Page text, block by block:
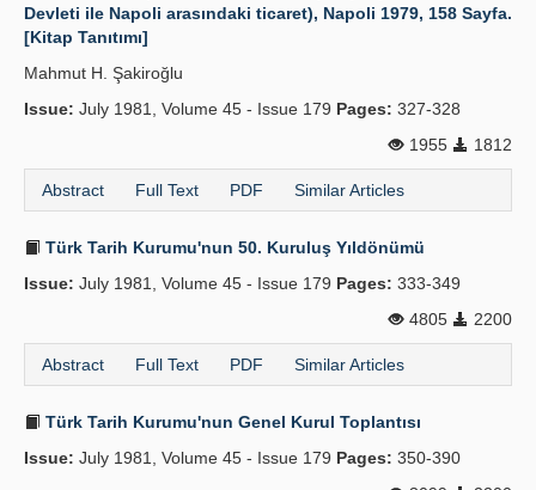
Devleti ile Napoli arasındaki ticaret), Napoli 1979, 158 Sayfa.
[Kitap Tanıtımı]
Mahmut H. Şakiroğlu
Issue: July 1981, Volume 45 - Issue 179 Pages: 327-328
1955
1812
Abstract Full Text PDF Similar Articles
Türk Tarih Kurumu'nun 50. Kuruluş Yıldönümü
Issue: July 1981, Volume 45 - Issue 179 Pages: 333-349
4805
2200
Abstract Full Text PDF Similar Articles
Türk Tarih Kurumu'nun Genel Kurul Toplantısı
Issue: July 1981, Volume 45 - Issue 179 Pages: 350-390